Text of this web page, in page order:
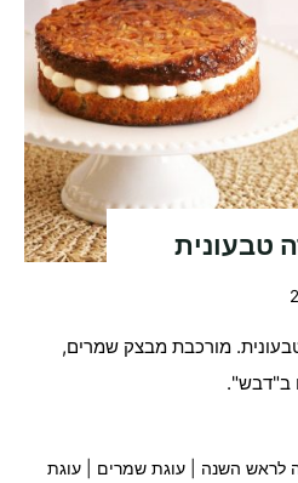
טבעונית
מורכבת מבצק שמרים,
ב"דבש".
לראש השנה עוגת שמרים
עוגת